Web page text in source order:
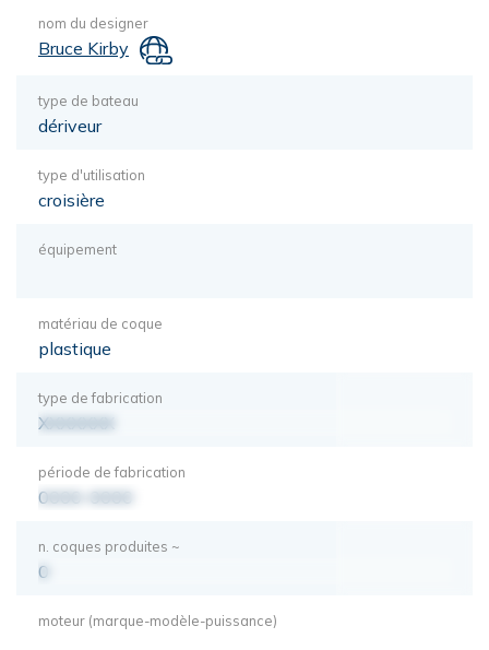
nom du designer
Bruce Kirby
type de bateau
dériveur
type d'utilisation
croisière
équipement
matériau de coque
plastique
type de fabrication
XXXXXXX
période de fabrication
0000-0000
n. coques produites ~
0
moteur (marque-modèle-puissance)